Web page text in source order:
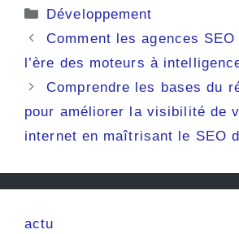
Catégories
Développement
Comment les agences SEO
l’ère des moteurs à
Comprendre les bases du
pour améliorer la visibilité de
internet en maîtrisant le SEO
actu